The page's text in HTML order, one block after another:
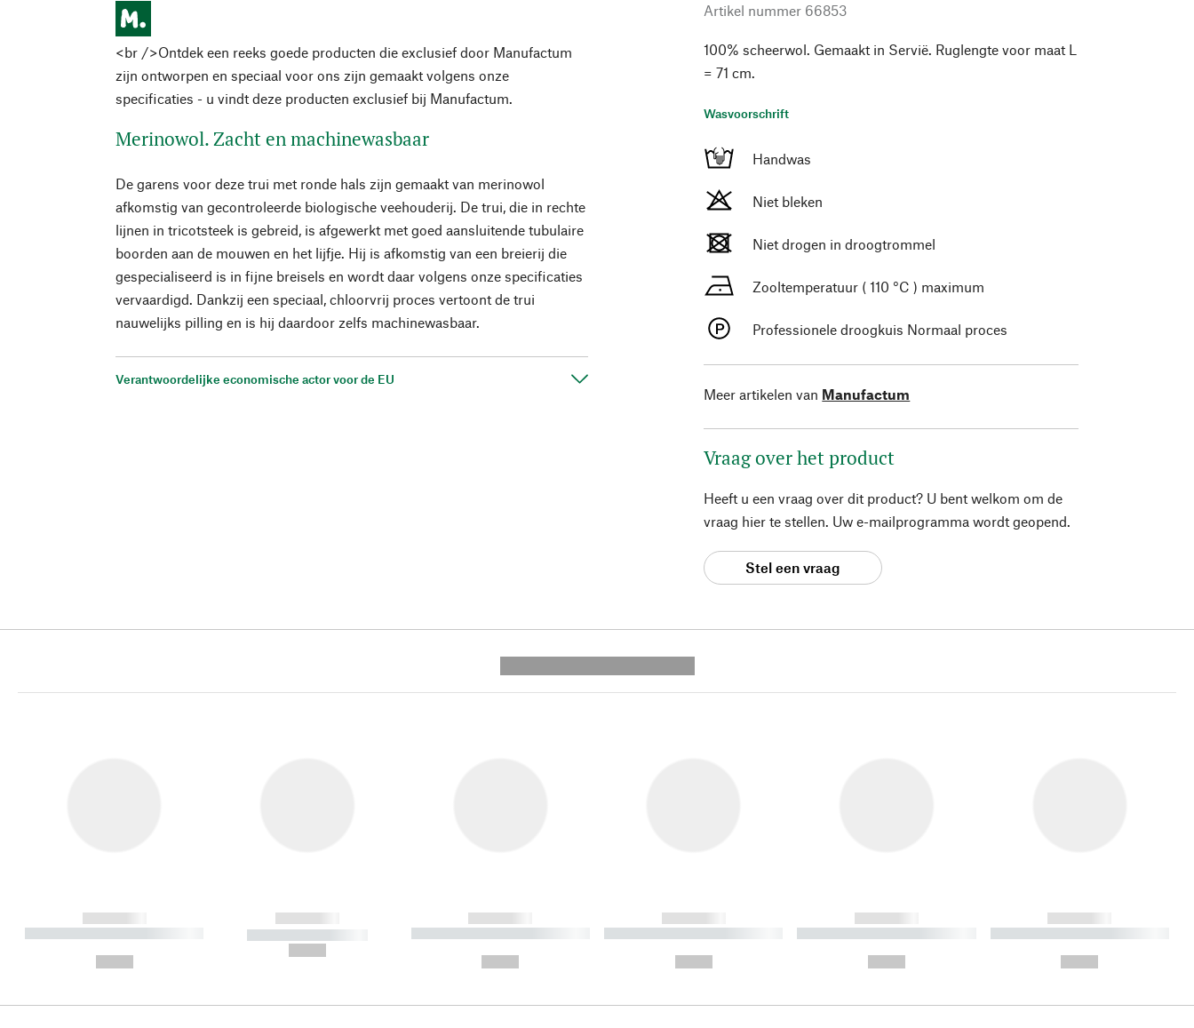
<br />Ontdek een reeks goede producten die exclusief door Manufactum
zijn ontworpen en speciaal voor ons zijn gemaakt volgens onze
specificaties - u vindt deze producten exclusief bij Manufactum.
Merinowol. Zacht en machinewasbaar
De garens voor deze trui met ronde hals zijn gemaakt van merinowol
afkomstig van gecontroleerde biologische veehouderij. De trui, die in rechte
lijnen in tricotsteek is gebreid, is afgewerkt met goed aansluitende tubulaire
boorden aan de mouwen en het lijfje. Hij is afkomstig van een breierij die
gespecialiseerd is in fijne breisels en wordt daar volgens onze specificaties
vervaardigd. Dankzij een speciaal, chloorvrij proces vertoont de trui
nauwelijks pilling en is hij daardoor zelfs machinewasbaar.
Verantwoordelijke economische actor voor de EU
Artikel nummer 66853
100% scheerwol. Gemaakt in Servië. Ruglengte voor maat L
= 71 cm.
Wasvoorschrift
Handwas
Niet bleken
Niet drogen in droogtrommel
Zooltemperatuur ( 110 °C ) maximum
Professionele droogkuis Normaal proces
Meer artikelen van Manufactum
Vraag over het product
Heeft u een vraag over dit product? U bent welkom om de
vraag hier te stellen. Uw e-mailprogramma wordt geopend.
Stel een vraag
------------
----------- ----------- ----------
------------
----------- -----------
------------
----------- ----------- ----------
------------
----------- ----------- ----------
------------
----------- ----------- ----------
------------
----------- ----------- ----------